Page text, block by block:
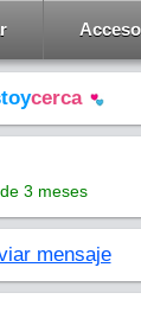
Acceso
cerca
3 meses
mensaje